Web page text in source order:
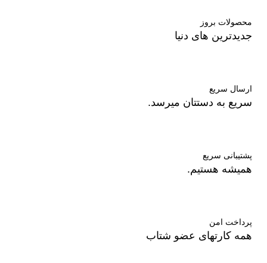
محصولات بروز
جدیدترین های دنیا
ارسال سریع
سریع به دستتان میرسد.
پشتیبانی سریع
همیشه هستیم.
پرداخت امن
همه کارتهای عضو شتاب